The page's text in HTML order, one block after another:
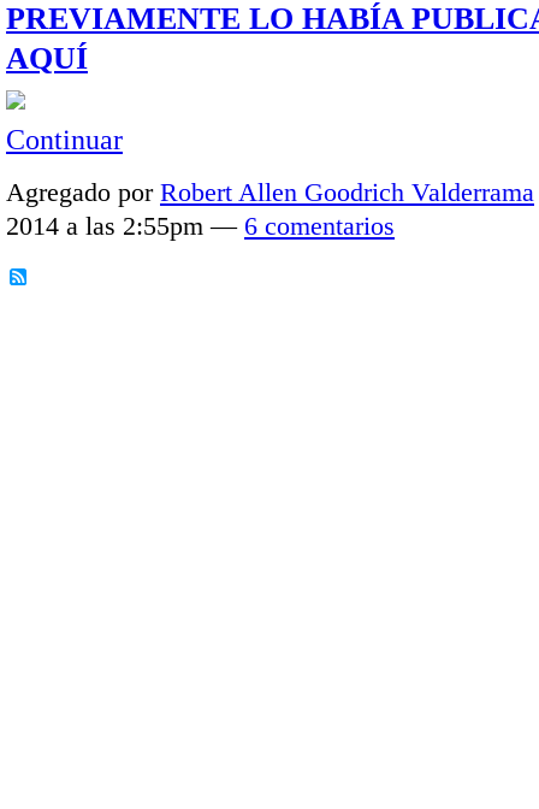
PREVIAMENTE LO HABÍA
AQUÍ
Continuar
Agregado por Robert Allen Goodrich Valderrama
2014 a las 2:55pm — 6 comentarios